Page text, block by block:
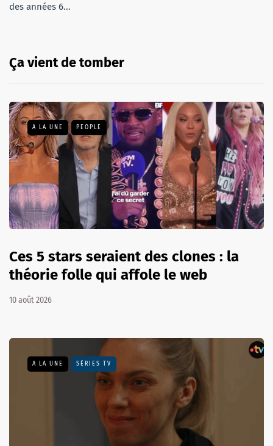
des années 6...
Ça vient de tomber
A LA UNE PEOPLE
Ces 5 stars seraient des clones : la
théorie folle qui affole le web
10 août 2026
A LA UNE SÉRIES TV